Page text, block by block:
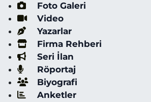
Foto Galeri
Video
Yazarlar
Firma Rehberi
Seri İlan
Röportaj
Biyografi
Anketler